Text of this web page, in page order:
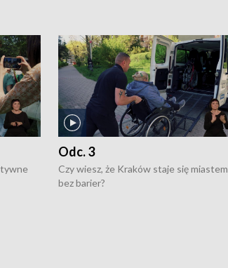
Odc. 3
Czy wiesz, że Kraków staje się miastem
bez barier?